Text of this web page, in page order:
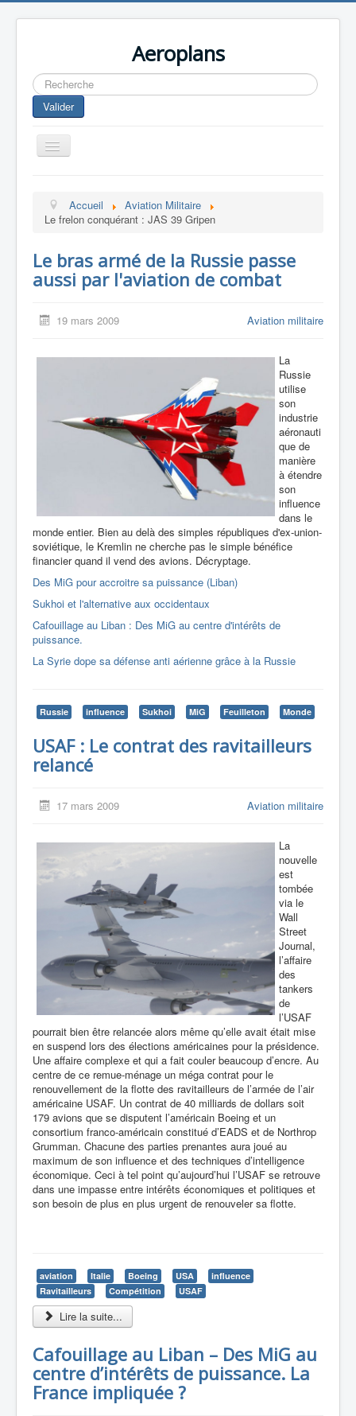
Aeroplans
Rechercher
Valider
Toggle
Navigation
Aviation Commerciale
Aviation Militaire
Europespace
Drones
Accueil
Aviation Militaire
Le frelon conquérant : JAS 39 Gripen
Le bras armé de la Russie passe
aussi par l'aviation de combat
19 mars 2009 Aviation militaire
La
Russie
utilise
son
industrie
aéronauti
que de
manière
à étendre
son
influence
dans le
monde entier. Bien au delà des simples républiques d'ex-union-
soviétique, le Kremlin ne cherche pas le simple bénéfice
financier quand il vend des avions. Décryptage.
Des MiG pour accroitre sa puissance (Liban)
Sukhoi et l'alternative aux occidentaux
Cafouillage au Liban : Des MiG au centre d'intérêts de
puissance.
La Syrie dope sa défense anti aérienne grâce à la Russie
Russie influence Sukhoi MiG Feuilleton Monde
USAF : Le contrat des ravitailleurs
relancé
17 mars 2009 Aviation militaire
La
nouvelle
est
tombée
via le
Wall
Street
Journal,
l’affaire
des
tankers
de
l’USAF
pourrait bien être relancée alors même qu’elle avait était mise
en suspend lors des élections américaines pour la présidence.
Une affaire complexe et qui a fait couler beaucoup d’encre. Au
centre de ce remue-ménage un méga contrat pour le
renouvellement de la flotte des ravitailleurs de l’armée de l’air
américaine USAF. Un contrat de 40 milliards de dollars soit
179 avions que se disputent l’américain Boeing et un
consortium franco-américain constitué d’EADS et de Northrop
Grumman. Chacune des parties prenantes aura joué au
maximum de son influence et des techniques d’intelligence
économique. Ceci à tel point qu’aujourd’hui l’USAF se retrouve
dans une impasse entre intérêts économiques et politiques et
son besoin de plus en plus urgent de renouveler sa flotte.
aviation Italie Boeing USA
influence
Ravitailleurs
Compétition USAF
Lire la suite...
Cafouillage au Liban – Des MiG au
centre d’intérêts de puissance. La
France impliquée ?